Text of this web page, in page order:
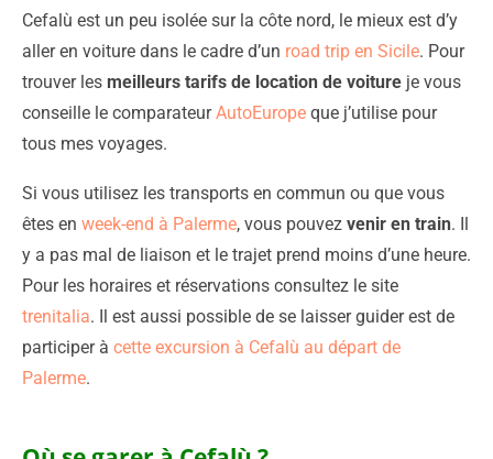
Cefalù est un peu isolée sur la côte nord, le mieux est d’y
aller en voiture dans le cadre d’un road trip en Sicile. Pour
trouver les meilleurs tarifs de location de voiture je vous
conseille le comparateurAutoEurope que j’utilise pour
tous mes voyages.
Si vous utilisez les transports en commun ou que vous
êtes en week-end à Palerme, vous pouvez venir en train. Il
y a pas mal de liaison et le trajet prend moins d’une heure.
Pour les horaires et réservations consultez le site
trenitalia. Il est aussi possible de se laisser guider est de
participer à cette excursion à Cefalù au départ de
Palerme.